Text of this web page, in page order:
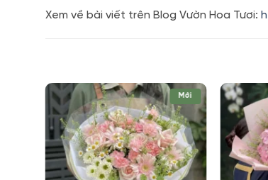
Xem về bài viết trên Blog Vườn Hoa Tươi:
Mới